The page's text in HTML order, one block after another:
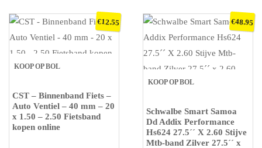
KOOP OP BOL
CST – Binnenband Fiets –
Auto Ventiel – 40 mm – 20
x 1.50 – 2.50 Fietsband
kopen online
€12.55
KOOP OP BOL
Schwalbe Smart Samoa
Dd Addix Performance
Hs624 27.5´´ X 2.60 Stijve
Mtb-band Zilver 27.5´´ x
€48.95